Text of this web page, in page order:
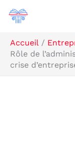
Aller
Accueil
Rôle de
crise
Rechercher